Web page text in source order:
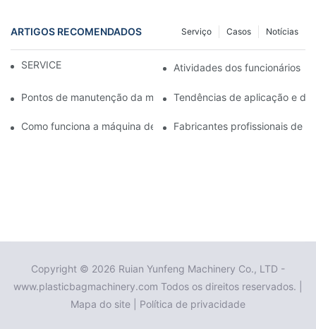
ARTIGOS RECOMENDADOS Notícias
Casos
Serviço
SERVICE Atividades dos funcionários
Pontos de manutenção da máquina de sopro de filme
Tendências de aplicação e
Como funciona a máquina de moldagem por sopro de filme
Fabricantes profissionais de
Copyright © 2026 Ruian Yunfeng Machinery Co., LTD -
www.plasticbagmachinery.com Todos os direitos reservados. |
Mapa do site
Política de privacidade